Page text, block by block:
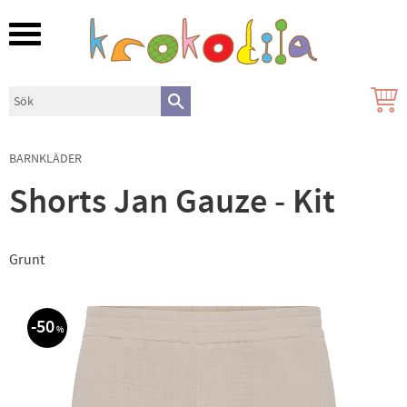
Meny
BARNKLÄDER
Shorts Jan Gauze - Kit
Grunt
50%